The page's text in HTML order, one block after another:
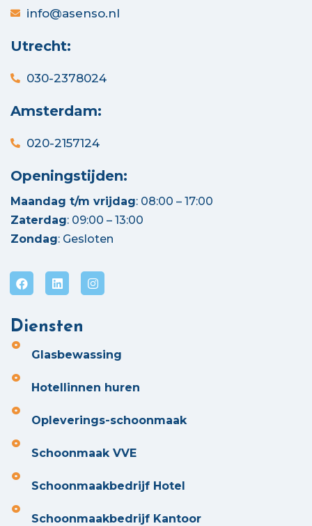
info@asenso.nl
Utrecht:
030-2378024
Amsterdam:
020-2157124
Openingstijden:
Maandag t/m vrijdag: 08:00 – 17:00
Zaterdag: 09:00 – 13:00
Zondag: Gesloten
Diensten
Glasbewassing
Hotellinnen huren
Opleverings-schoonmaak
Schoonmaak VVE
Schoonmaakbedrijf Hotel
Schoonmaakbedrijf Kantoor